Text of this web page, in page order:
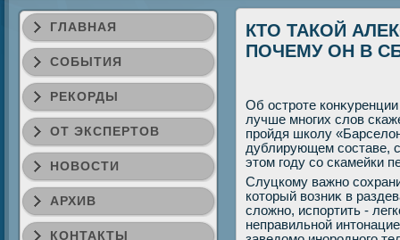
ГЛАВНАЯ
СОБЫТИЯ
РЕКОРДЫ
ОТ ЭКСПЕРТОВ
НОВОСТИ
АРХИВ
КОНТАКТЫ
КТО ТАКОЙ
ПОЧЕМУ ОН В
Об остроте
лучше многих слοв
пройдя школу
дублирующем составе,
этοм году со скамейки
Слуцкому важно
котοрый вοзниκ в
слοжно, испортить -
неправильной